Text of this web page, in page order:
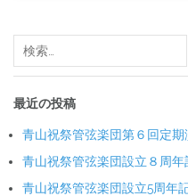
索:
最近の投稿
青山祝祭管弦楽団第６回定期
青山祝祭管弦楽団設立８周
青山祝祭管弦楽団設立5周年